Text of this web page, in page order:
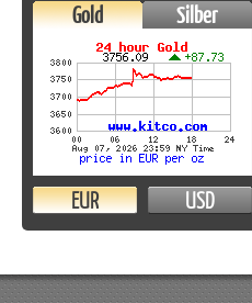
Gold Silber
EUR USD